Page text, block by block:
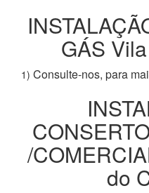
GÁS
1) Consulte-nos, para
/
do